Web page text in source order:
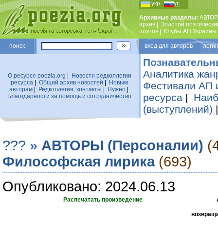
укр рус
Архивные разделы:
архив
Золотой
поэтов
Клубы АП Украины
поиск вход для авторов
О ресурсе poezia.org
Новости редколлегии
ресурса
Общий архив новостей
Новым
авторам| Редколлегия, контакты Нужно|
Благодарности за помощь и сотрудничество
Аналитика
Фестивали АП
ресурса |
(выступлений)
??? » АВТОРЫ (Персоналии)
Философская лирика (693)
Опубликовано: 2024.06.13
Распечатать произведение